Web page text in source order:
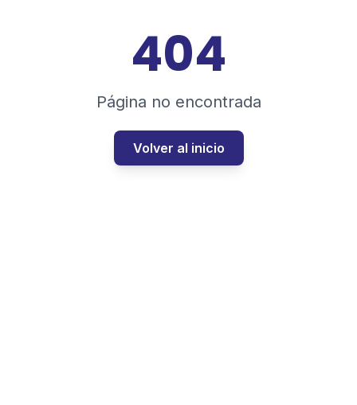
404
Página no encontrada
Volver al inicio